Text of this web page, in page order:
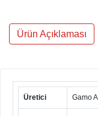
Ürün Açıklaması
Üretici Gamo